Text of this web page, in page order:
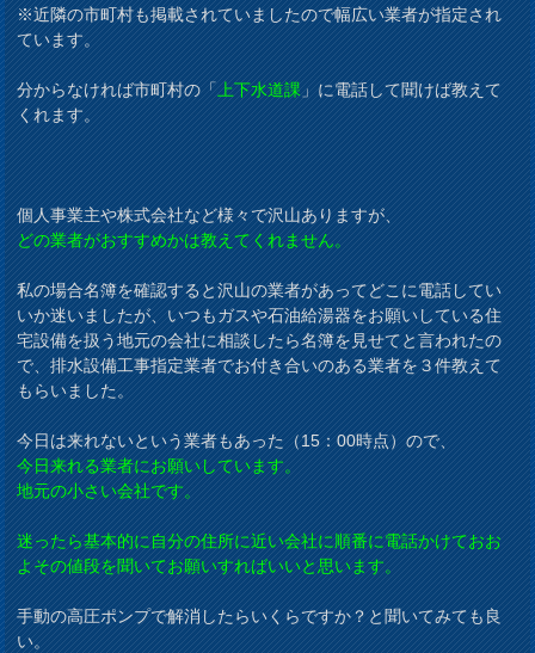
※近隣の市町村も掲載されていましたので幅広い業者が指定され
ています。
分からなければ市町村の「上下水道課」に電話して聞けば教えて
くれます。
個人事業主や株式会社など様々で沢山ありますが、
どの業者がおすすめかは教えてくれません。
私の場合名簿を確認すると沢山の業者があってどこに電話してい
いか迷いましたが、いつもガスや石油給湯器をお願いしている住
宅設備を扱う地元の会社に相談したら名簿を見せてと言われたの
で、排水設備工事指定業者でお付き合いのある業者を３件教えて
もらいました。
今日は来れないという業者もあった（15：00時点）ので、
今日来れる業者にお願いしています。
地元の小さい会社です。
迷ったら基本的に自分の住所に近い会社に順番に電話かけておお
よその値段を聞いてお願いすればいいと思います。
手動の高圧ポンプで解消したらいくらですか？と聞いてみても良
い。